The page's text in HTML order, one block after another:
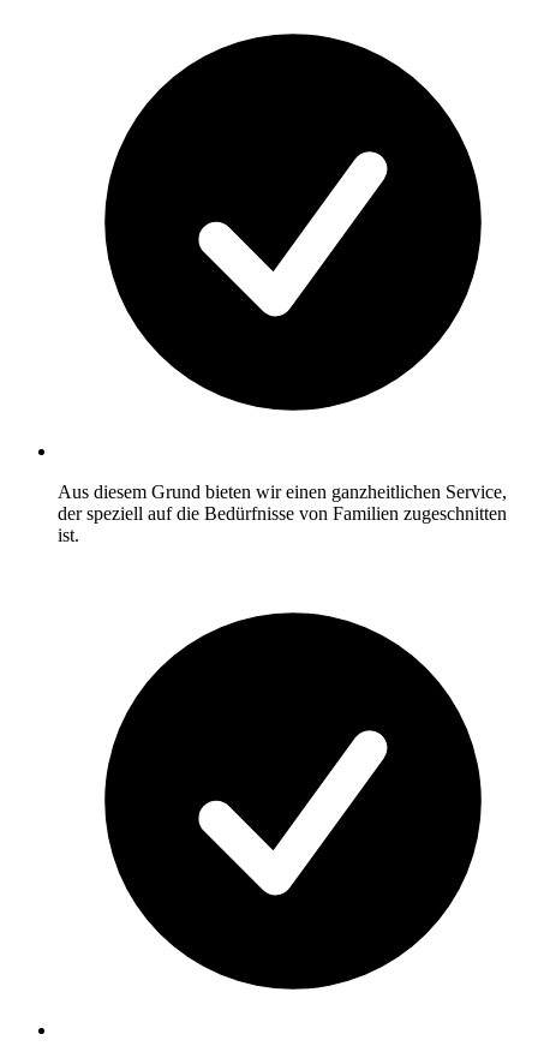
Aus diesem Grund bieten wir einen ganzheitlichen Service,
der speziell auf die Bedürfnisse von Familien zugeschnitten
ist.